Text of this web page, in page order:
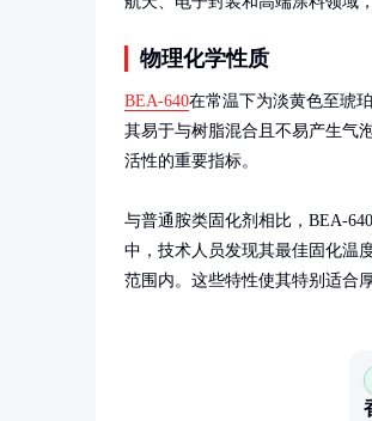
物理化学性质
BEA-640在常温下为淡黄色至琥
其易于与树脂混合且不易产生气
活性的重要指标。
与普通胺类固化剂相比，BEA-
中，技术人员发现其最佳固化温
范围内。这些特性使其特别适合